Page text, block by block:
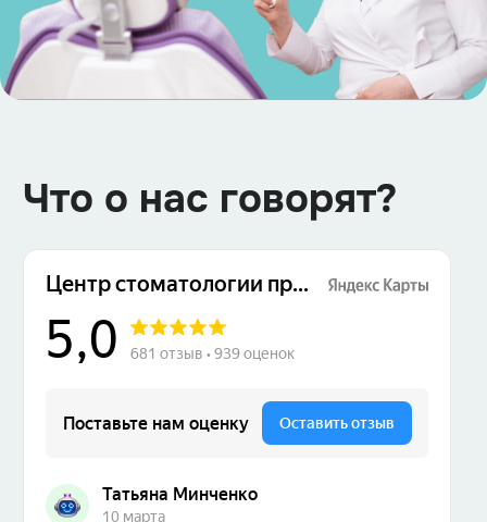
Что о нас говорят?